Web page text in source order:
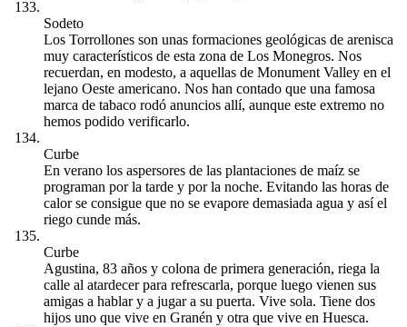
Sodeto
Los Torrollones son unas formaciones geológicas de arenisca
muy característicos de esta zona de Los Monegros. Nos
recuerdan, en modesto, a aquellas de Monument Valley en el
lejano Oeste americano. Nos han contado que una famosa
marca de tabaco rodó anuncios allí, aunque este extremo no
hemos podido verificarlo.
Curbe
En verano los aspersores de las plantaciones de maíz se
programan por la tarde y por la noche. Evitando las horas de
calor se consigue que no se evapore demasiada agua y así el
riego cunde más.
Curbe
Agustina, 83 años y colona de primera generación, riega la
calle al atardecer para refrescarla, porque luego vienen sus
amigas a hablar y a jugar a su puerta. Vive sola. Tiene dos
hijos uno que vive en Granén y otra que vive en Huesca.